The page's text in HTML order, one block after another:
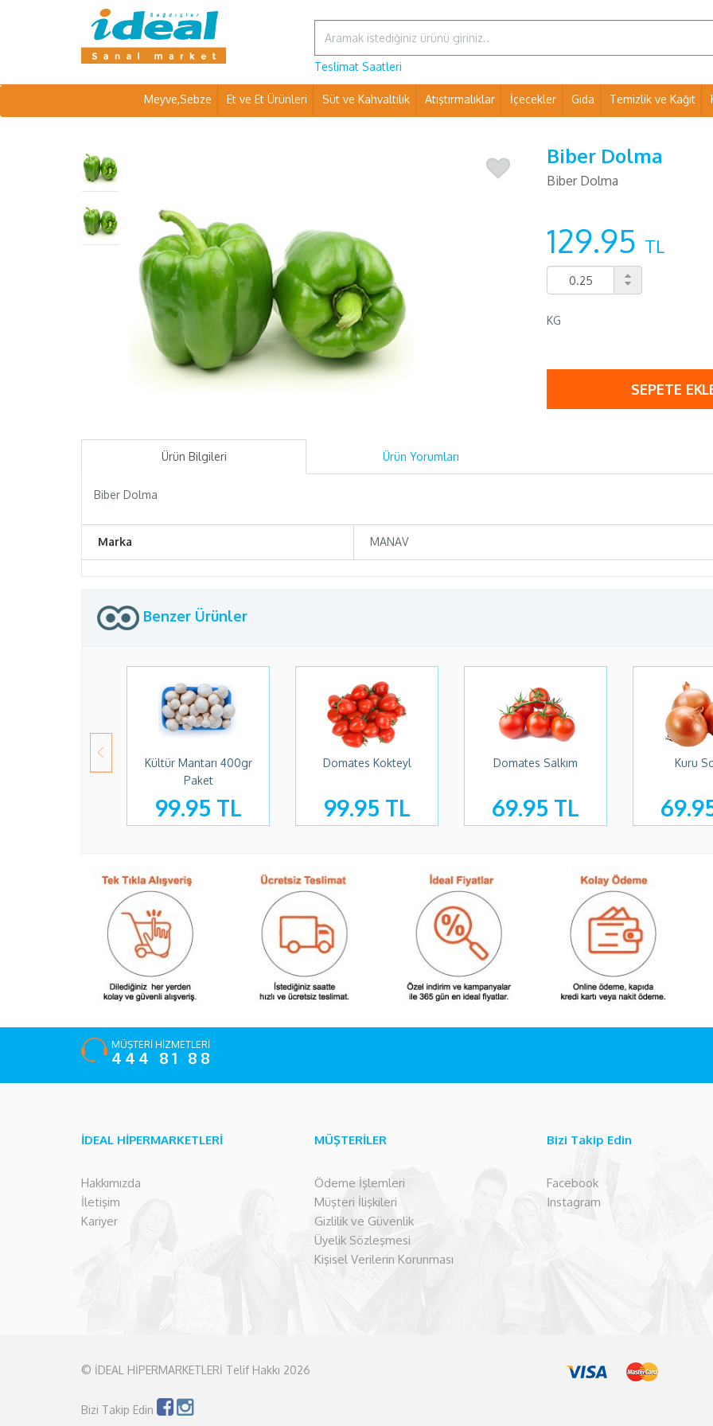
Teslimat Saatleri
Meyve,Sebze Et ve Et Ürünleri Süt ve Kahvaltılık Atıştırmalıklar İçecekler Gıda Temizlik ve Kağıt
Biber Dolma
Biber Dolma
129.95 TL
KG
SEPETE
Ürün Bilgileri Ürün Yorumları
Biber Dolma
Marka MANAV
Benzer Ürünler
Kültür Mantarı 400gr
Paket
99.95 TL
Domates Kokteyl
99.95 TL
Domates Salkım
69.95 TL
Kuru
MÜŞTERİ HİZMETLERİ
444 81 88
İDEAL HİPERMARKETLERİ
Hakkımızda
İletişim
Kariyer
MÜŞTERİLER
Ödeme İşlemleri
Müşteri İlişkileri
Gizlilik ve Güvenlik
Üyelik Sözleşmesi
Kişisel Verilerin Korunması
Bizi Takip Edin
Facebook
Instagram
© İDEAL HİPERMARKETLERİ Telif Hakkı 2026
Bizi Takip Edin